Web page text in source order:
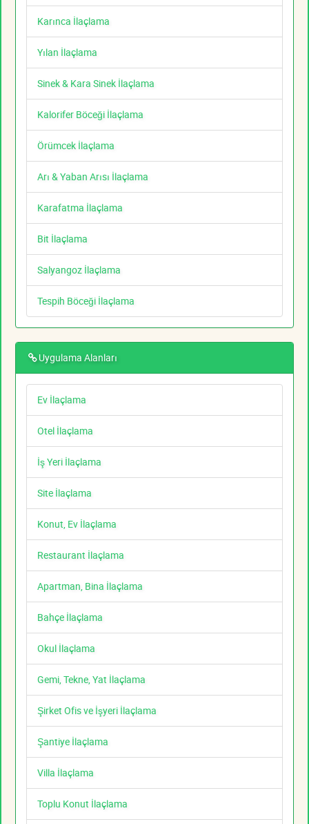
Karınca İlaçlama
Yılan İlaçlama
Sinek & Kara Sinek İlaçlama
Kalorifer Böceği İlaçlama
Örümcek İlaçlama
Arı & Yaban Arısı İlaçlama
Karafatma İlaçlama
Bit İlaçlama
Salyangoz İlaçlama
Tespih Böceği İlaçlama
Uygulama Alanları
Ev İlaçlama
Otel İlaçlama
İş Yeri İlaçlama
Site İlaçlama
Konut, Ev İlaçlama
Restaurant İlaçlama
Apartman, Bina İlaçlama
Bahçe İlaçlama
Okul İlaçlama
Gemi, Tekne, Yat İlaçlama
Şirket Ofis ve İşyeri İlaçlama
Şantiye İlaçlama
Villa İlaçlama
Toplu Konut İlaçlama